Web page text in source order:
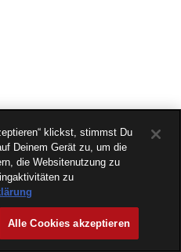
klickst, stimmst Du
Deinem Gerät zu, um die
die Websitenutzung zu
zu
Alle Cookies akzeptieren